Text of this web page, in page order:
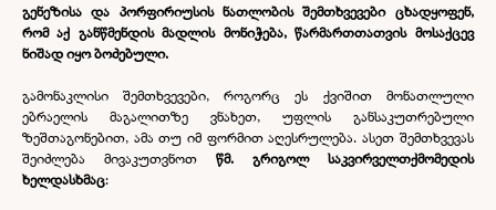
გენეზისა და პორფირიუსის ნათლობის შემთხვევები ცხადყოფენ,
რომ აქ განწმენდის მადლის მონიჭება, წარმართთათვის მოსაქცევ
ნიშად იყო ბოძებული.
გამონაკლისი შემთხვევები, როგორც ეს ქვიშით მონათლული
ებრაელის მაგალითზე ვნახეთ, უფლის განსაკუთრებული
ზეშთაგონებით, ამა თუ იმ ფორმით აღესრულება. ასეთ შემთხვევას
შეიძლება მივაკუთვნოთ წმ. გრიგოლ საკვირველთქმომედის
ხელდასხმაც: